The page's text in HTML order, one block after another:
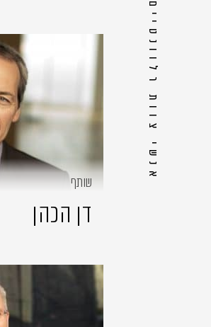
אנשי צוות רלוונטיים
שותף
דן הכהן